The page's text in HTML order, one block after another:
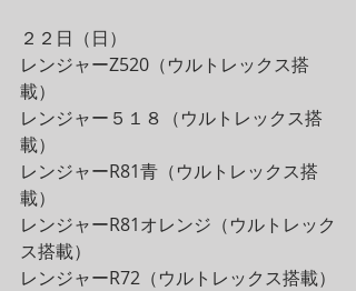
２２日（日）
レンジャーZ520（ウルトレックス搭
載）
レンジャー５１８（ウルトレックス搭
載）
レンジャーR81青（ウルトレックス搭
載）
レンジャーR81オレンジ（ウルトレック
ス搭載）
レンジャーR72（ウルトレックス搭載）